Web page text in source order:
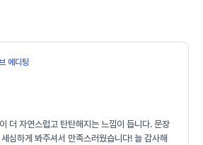
에디팅
더 자연스럽고 탄탄해지는 느낌이 듭니다. 문장
심하게 봐주셔서 만족스러웠습니다! 늘 감사해